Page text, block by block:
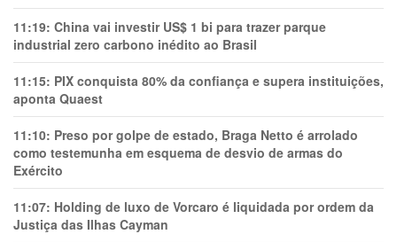
11:19: China vai investir US$ 1 bi para trazer parque
industrial zero carbono inédito ao Brasil
11:15: PIX conquista 80% da confiança e supera instituições,
aponta Quaest
11:10: Preso por golpe de estado, Braga Netto é arrolado
como testemunha em esquema de desvio de armas do
Exército
11:07: Holding de luxo de Vorcaro é liquidada por ordem da
Justiça das Ilhas Cayman